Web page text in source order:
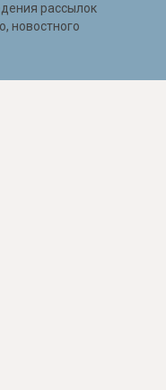
рассылок
новостного